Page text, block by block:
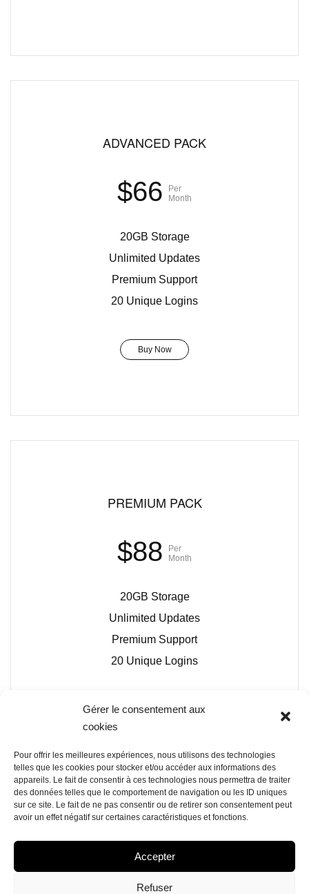
Gérer le consentement aux
cookies
Pour offrir les meilleures expériences, nous utilisons des technologies
telles que les cookies pour stocker et/ou accéder aux informations des
appareils. Le fait de consentir à ces technologies nous permettra de traiter
des données telles que le comportement de navigation ou les ID uniques
sur ce site. Le fait de ne pas consentir ou de retirer son consentement peut
avoir un effet négatif sur certaines caractéristiques et fonctions.
Accepter
Refuser
ADVANCED PACK
$66
Per
Month
20GB Storage
Unlimited Updates
Premium Support
20 Unique Logins
Buy Now
PREMIUM PACK
$88
Per
Month
20GB Storage
Unlimited Updates
Premium Support
20 Unique Logins
Buy Now